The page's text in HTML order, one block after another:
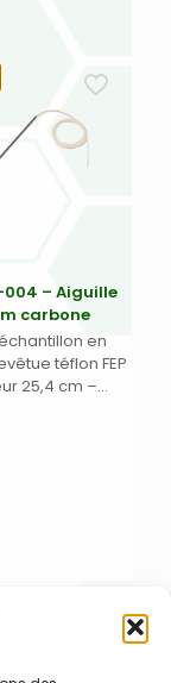
– Aiguille
carbone
en
téflon FEP
25,4 cm –